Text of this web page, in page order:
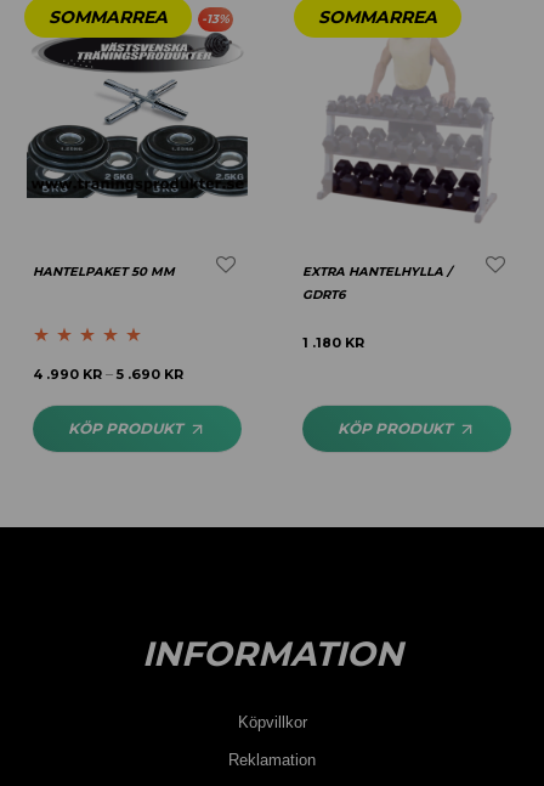
-13%
HANTELPAKET 50 MM
Betygsatt 5.00
4 .990 KR – 5 .690 KR
KÖP PRODUKT
EXTRA HANTELHYLLA /
GDRT6
1 .180 KR
KÖP PRODUKT
INFORMATION
Köpvillkor
Reklamation